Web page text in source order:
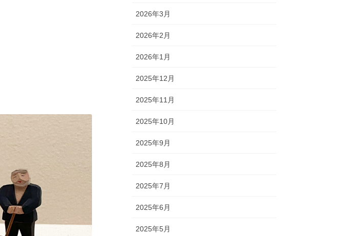
2026年3月
2026年2月
2026年1月
2025年12月
2025年11月
2025年10月
2025年9月
2025年8月
2025年7月
2025年6月
2025年5月